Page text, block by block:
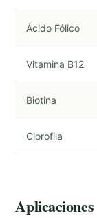
Ácido Fólico
Vitamina B12
Biotina
Clorofila
Aplicaciones